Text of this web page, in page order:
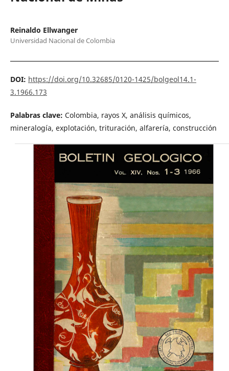
Reinaldo Ellwanger
Universidad Nacional de Colombia
DOI: https://doi.org/10.32685/0120-1425/bolgeol14.1-
3.1966.173
Palabras clave: Colombia, rayos X, análisis químicos,
mineralogía, explotación, trituración, alfarería, construcción